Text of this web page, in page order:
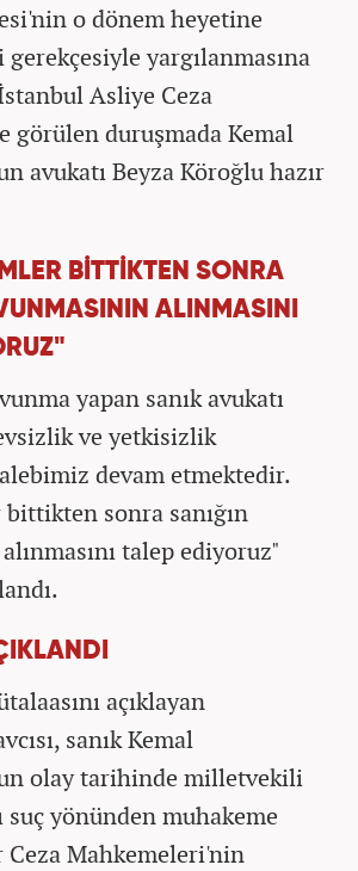
o dönem heyetine
yargılanmasına
Asliye Ceza
görülen duruşmada Kemal
avukatı Beyza Köroğlu hazır
BİTTİKTEN SONRA
ALINMASINI
yapan sanık avukatı
ve yetkisizlik
devam etmektedir.
sonra sanığın
talep ediyoruz"
açıklayan
sanık Kemal
olay tarihinde milletvekili
suç yönünden muhakeme
Ceza Mahkemeleri'nin